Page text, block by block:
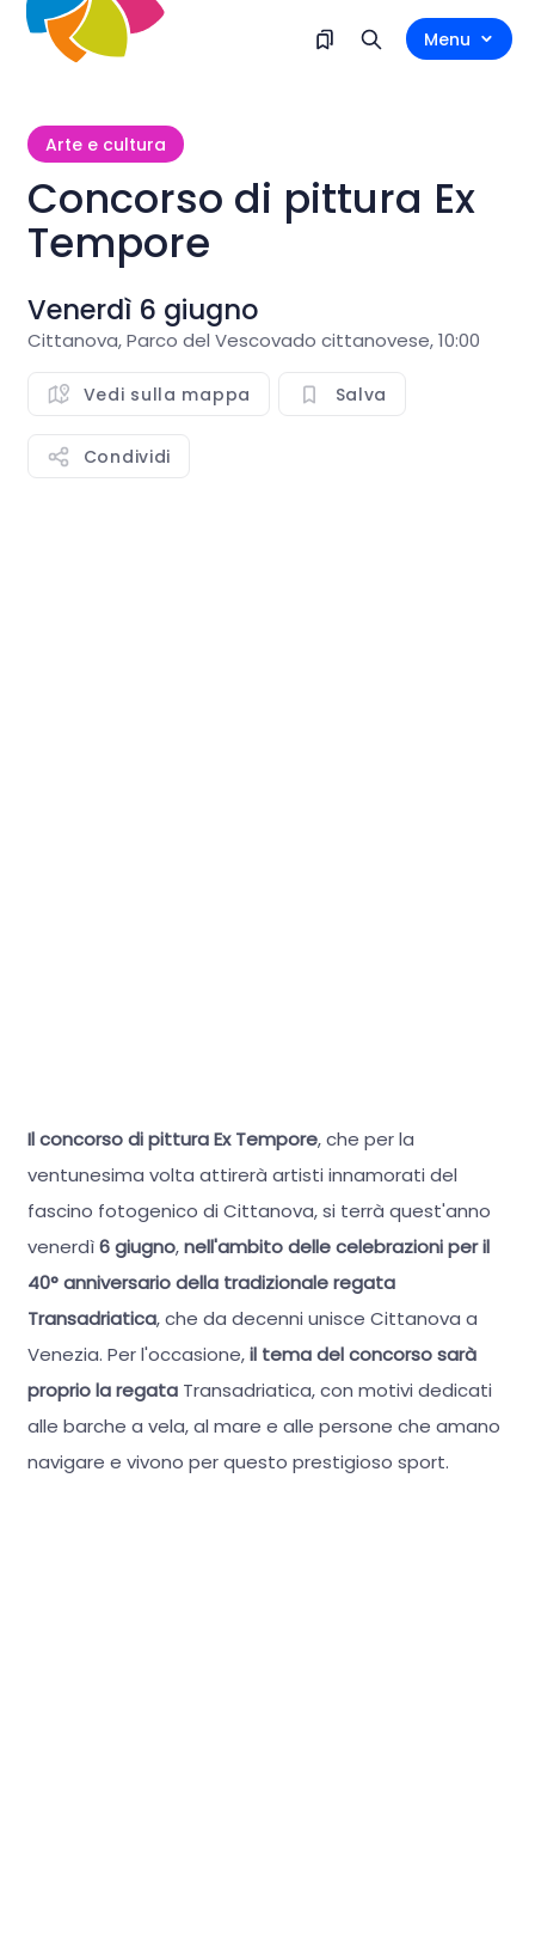
Menu
Arte e cultura
Concorso di pittura Ex
Tempore
Venerdì 6 giugno
Cittanova, Parco del Vescovado cittanovese, 10:00
Vedi sulla mappa Salva
Condividi
Il concorso di pittura Ex Tempore, che per la
ventunesima volta attirerà artisti innamorati del
fascino fotogenico di Cittanova, si terrà quest'anno
venerdì6 giugno,nell'ambito delle celebrazioni per il
40° anniversario della tradizionale regata
Transadriatica, che da decenni unisce Cittanova a
Venezia. Per l'occasione,il tema del concorso sarà
proprio la regataTransadriatica, con motivi dedicati
alle barche a vela, al mare e alle persone che amano
navigare e vivono per questo prestigioso sport.